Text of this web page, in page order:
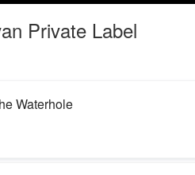
Private Label
Waterhole